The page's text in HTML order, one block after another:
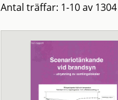
Antal träffar: 1-10 av 1304